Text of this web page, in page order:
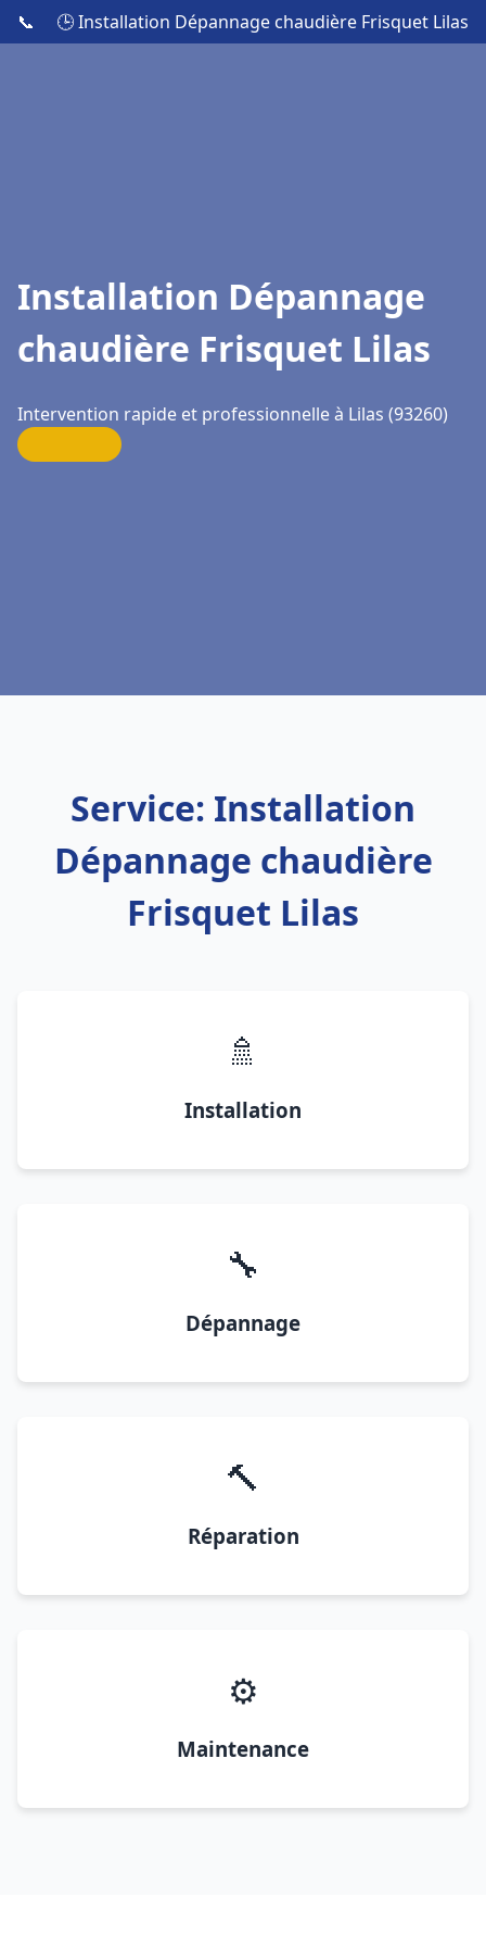
📞 🕒 Installation Dépannage chaudière Frisquet Lilas
Installation Dépannage
chaudière Frisquet Lilas
Intervention rapide et professionnelle à Lilas (93260)
Service: Installation
Dépannage chaudière
Frisquet Lilas
🚿
Installation
🔧
Dépannage
🔨
Réparation
⚙️
Maintenance